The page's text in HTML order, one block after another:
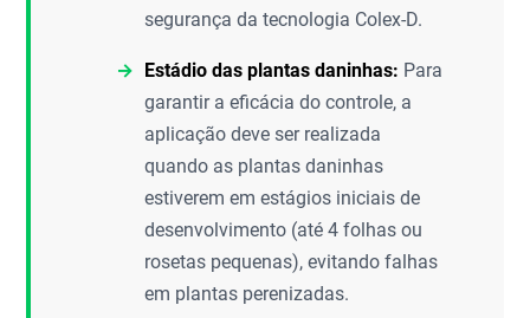
segurança da tecnologia Colex-D.
Estádio das plantas daninhas: Para
garantir a eficácia do controle, a
aplicação deve ser realizada
quando as plantas daninhas
estiverem em estágios iniciais de
desenvolvimento (até 4 folhas ou
rosetas pequenas), evitando falhas
em plantas perenizadas.